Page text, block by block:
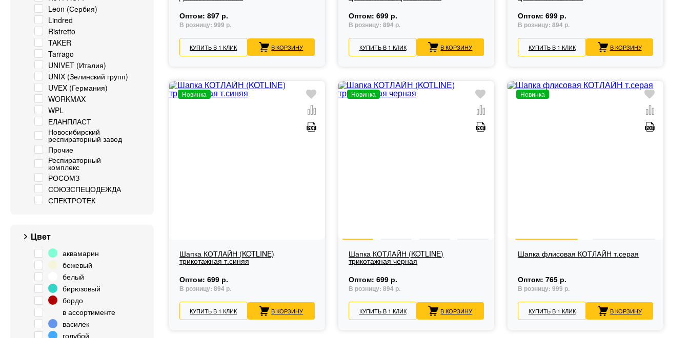
Leon (Сербия)
Lindred
Ristretto
TAKER
Tarrago
UNIVET (Италия)
UNIX (Зелинский групп)
UVEX (Германия)
WORKMAX
WPL
ЕЛАНПЛАСТ
Новосибирский
респираторный завод
Прочие
Респираторный
комплекс
РОСОМЗ
СОЮЗСПЕЦОДЕЖДА
СПЕКТРОТЕК
Цвет
аквамарин
бежевый
белый
бирюзовый
бордо
в ассортименте
василек
голубой
Оптом: 897 р.
В розницу: 999 р.
КУПИТЬ В 1 КЛИК В КОРЗИНУ
Оптом:699 р.
В розницу:894 р.
КУПИТЬ В 1 КЛИК В КОРЗИНУ
Оптом:699 р.
В розницу:894 р.
КУПИТЬ В 1 КЛИК В КОРЗИНУ
Новинка
Шапка КОТЛАЙН (KOTLINE)
трикотажная т.синяя
Оптом: 699 р.
В розницу: 894 р.
КУПИТЬ В 1 КЛИК В КОРЗИНУ
Новинка
Шапка КОТЛАЙН (KOTLINE)
трикотажная черная
Оптом:699 р.
В розницу:894 р.
КУПИТЬ В 1 КЛИК В КОРЗИНУ
Новинка
Шапка флисовая КОТЛАЙН т.серая
Оптом:765 р.
В розницу:999 р.
КУПИТЬ В 1 КЛИК В КОРЗИНУ